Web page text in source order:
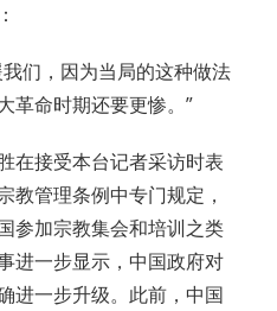
们，因为当局的这种做法
革命时期还要更惨。”
在接受本台记者采访时表
教管理条例中专门规定，
参加宗教集会和培训之类
进一步显示，中国政府对
进一步升级。此前，中国